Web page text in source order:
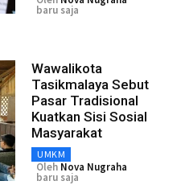
baru saja
Wawalikota
Tasikmalaya Sebut
Pasar Tradisional
Kuatkan Sisi Sosial
Masyarakat
UMKM
Oleh Nova Nugraha
baru saja